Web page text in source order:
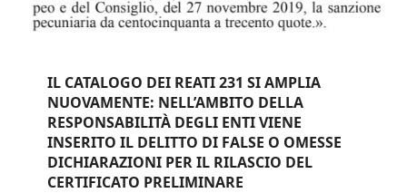
IL CATALOGO DEI REATI 231 SI AMPLIA
NUOVAMENTE: NELL’AMBITO DELLA
RESPONSABILITÀ DEGLI ENTI VIENE
INSERITO IL DELITTO DI FALSE O OMESSE
DICHIARAZIONI PER IL RILASCIO DEL
CERTIFICATO PRELIMINARE